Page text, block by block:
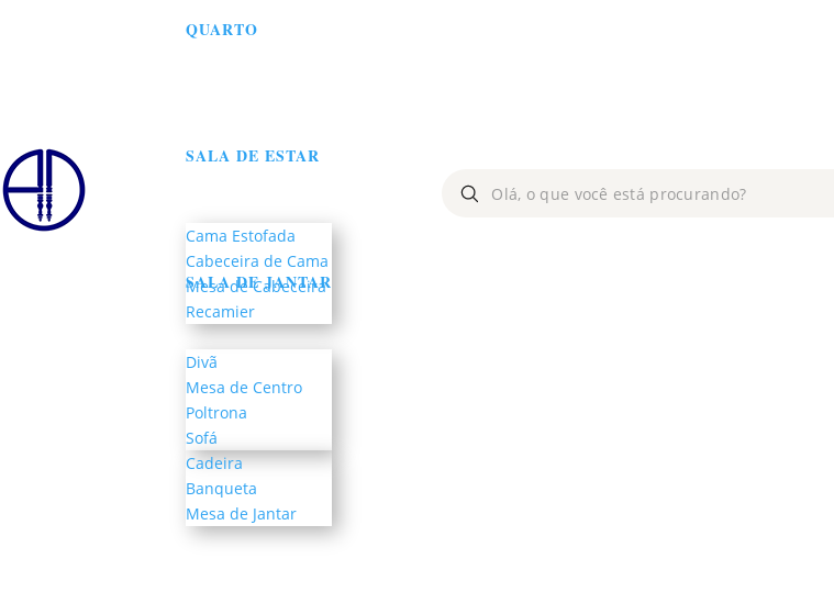
QUARTO
Cama Estofada
Cabeceira de Cama
Mesa de Cabeceira
Recamier
SALA DE ESTAR
Divã
Mesa de Centro
Poltrona
Sofá
SALA DE JANTAR
Cadeira
Banqueta
Mesa de Jantar
Buscar